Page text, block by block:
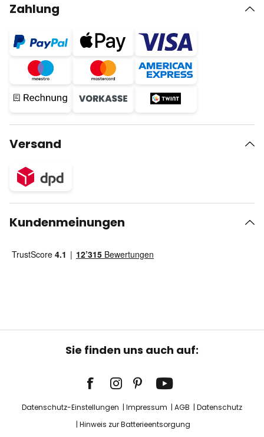
Zahlung
Versand
Kundenmeinungen
Sie finden uns auch auf:
Datenschutz-Einstellungen Impressum AGB
Datenschutz
Hinweis zur Batterieentsorgung